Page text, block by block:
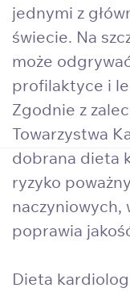
jednymi z
świecie. Na
może
profilaktyce i
Zgodnie z
Towarzystwa
dobrana dieta
ryzyko
naczyniowych,
poprawia
Dieta